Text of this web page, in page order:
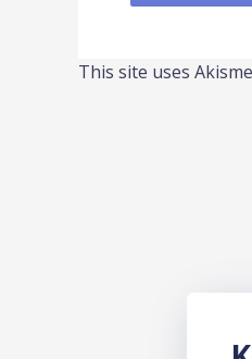
This site uses